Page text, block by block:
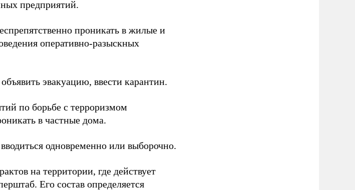
предприятий.
проникать в жилые и
оперативно-разыскных
эвакуацию, ввести карантин.
по борьбе с терроризмом
в частные дома.
одновременно или выборочно.
на территории, где действует
Его состав определяется